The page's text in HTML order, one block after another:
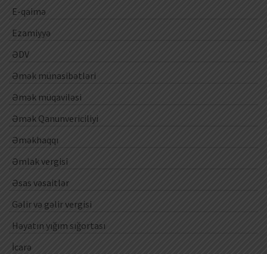
E-qaimə
Ezamiyyə
ƏDV
Əmək münasibətləri
Əmək müqaviləsi
Əmək Qanunvericiliyi
Əməkhaqqı
Əmlak vergisi
Əsas vəsaitlər
Gəlir və gəlir vergisi
Həyatın yığım sığortası
İcarə